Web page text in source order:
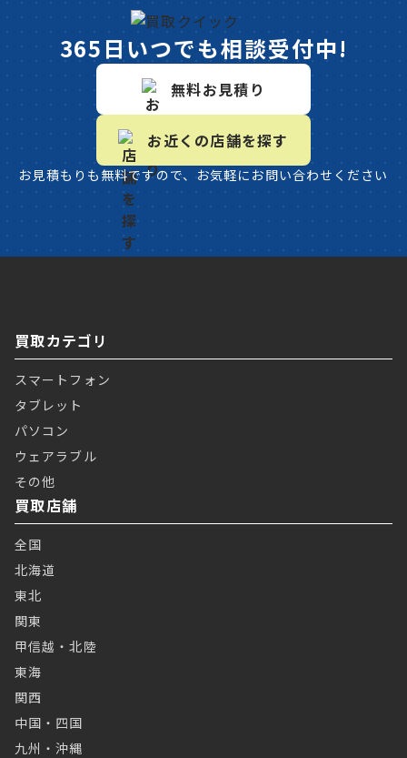
365日いつでも相談受付中!
無料お見積り
お近くの店舗を探す
お見積もりも無料ですので、お気軽にお問い合わせください
買取カテゴリ
スマートフォン
タブレット
パソコン
ウェアラブル
その他
買取店舗
全国
北海道
東北
関東
甲信越・北陸
東海
関西
中国・四国
九州・沖縄